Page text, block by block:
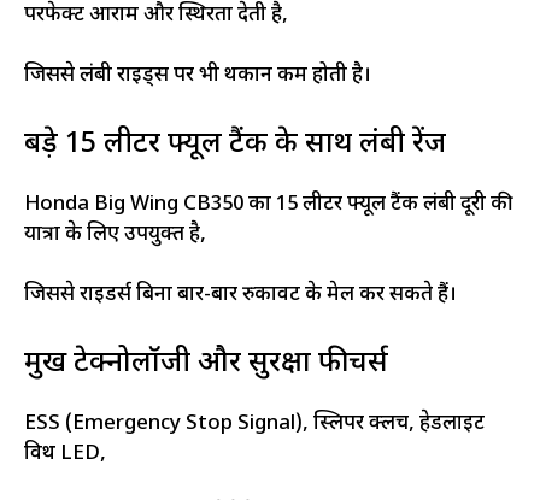
परफेक्ट आराम और स्थिरता देती है,
जिससे लंबी राइड्स पर भी थकान कम होती है।
बड़े 15 लीटर फ्यूल टैंक के साथ लंबी रेंज
Honda Big Wing CB350 का 15 लीटर फ्यूल टैंक लंबी दूरी की
यात्रा के लिए उपयुक्त है,
जिससे राइडर्स बिना बार-बार रुकावट के मेल कर सकते हैं।
प्रमुख टेक्नोलॉजी और सुरक्षा फीचर्स
ESS (Emergency Stop Signal), स्लिपर क्लच, हेडलाइट
विथ LED,